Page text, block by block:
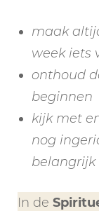
maak
week iets
onthoud
beginnen
kijk met
nog
In de